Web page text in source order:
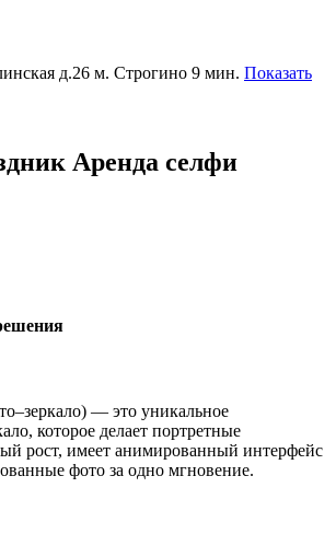
д.26 м. Строгино 9 мин. Показать
Аренда селфи
— это уникальное
которое делает портретные
рост, имеет анимированный интерфейс
фото за одно мгновение.